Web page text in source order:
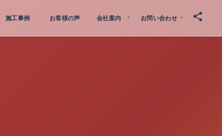
施工事例 お客様の声 会社案内 お問い合わせ